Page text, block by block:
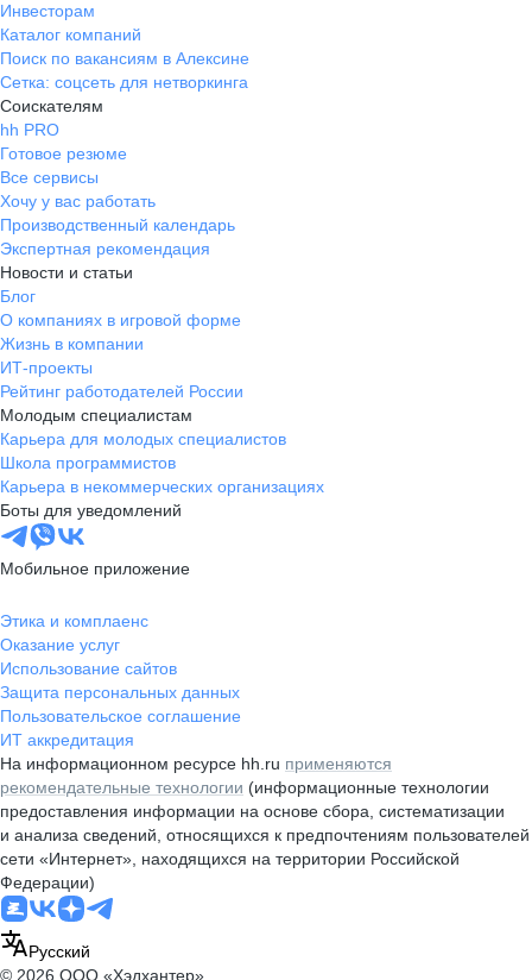
Инвесторам
Каталог компаний
Поиск по вакансиям в Алексине
Сетка: соцсеть для нетворкинга
Соискателям
hh PRO
Готовое резюме
Все сервисы
Хочу у вас работать
Производственный календарь
Экспертная рекомендация
Новости и статьи
Блог
О компаниях в игровой форме
Жизнь в компании
ИТ-проекты
Рейтинг работодателей России
Молодым специалистам
Карьера для молодых специалистов
Школа программистов
Карьера в некоммерческих организациях
Боты для уведомлений
Мобильное приложение
Этика и комплаенс
Оказание услуг
Использование сайтов
Защита персональных данных
Пользовательское соглашение
ИТ аккредитация
На информационном ресурсе hh.ru применяются
рекомендательные технологии (информационные технологии
предоставления информации на основе сбора, систематизации
и анализа сведений, относящихся к предпочтениям пользователей
сети «Интернет», находящихся на территории Российской
Федерации)
Русский
© 2026 ООО «Хэдхантер»